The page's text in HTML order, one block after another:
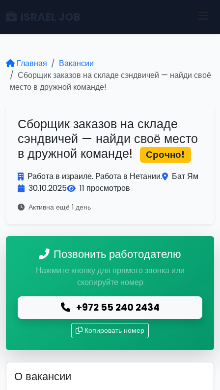
Главная
Вакансии
Сборщик заказов на складе сэндвичей — найди своё
место в дружной команде!
Сборщик заказов на складе
сэндвичей — найди своё место
в дружной команде!
Срочно!
Работа в израиле. Работа в Нетании.
Бат Ям
30.10.2025
11 просмотров
Активна ещё 1 день
Позвонить работодателю
Нажмите кнопку для прямого звонка или
скопируйте номер
+972 55 240 2434
Копировать номер
О вакансии